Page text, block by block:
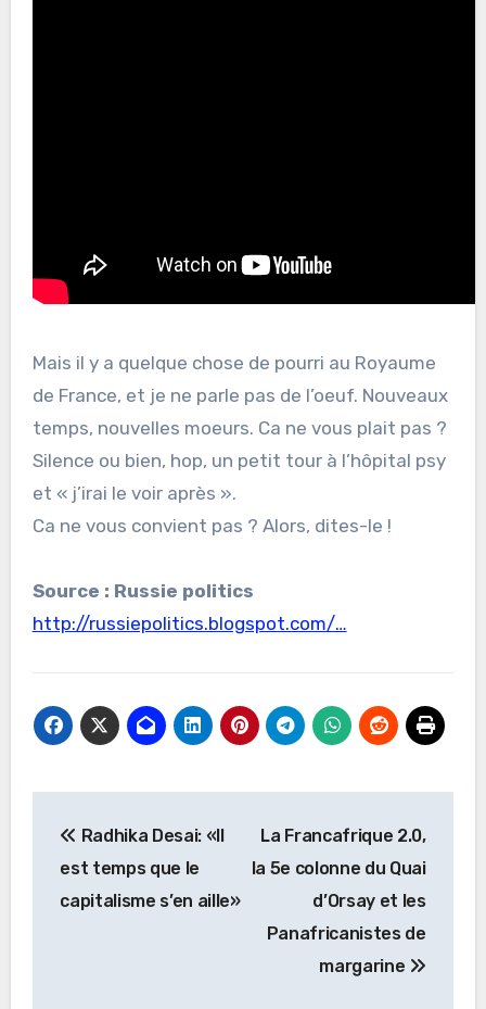
Mais il y a quelque chose de pourri au Royaume
de France, et je ne parle pas de l’oeuf. Nouveaux
temps, nouvelles moeurs. Ca ne vous plait pas ?
Silence ou bien, hop, un petit tour à l’hôpital psy
et « j’irai le voir après ».
Ca ne vous convient pas ? Alors, dites-le !
Source : Russie politics
http://russiepolitics.blogspot.com/…
de
l’article
Radhika Desai: «Il
est temps que le
capitalisme s’en aille»
La Francafrique 2.0,
la 5e colonne du Quai
d’Orsay et les
Panafricanistes de
margarine